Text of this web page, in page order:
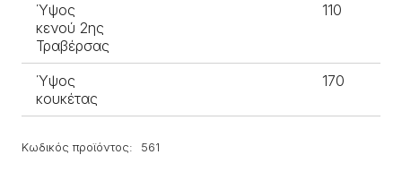
Ύψος
κενού 2ης
Τραβέρσας
110
Ύψος
κουκέτας
170
Κωδικός προϊόντος: 561